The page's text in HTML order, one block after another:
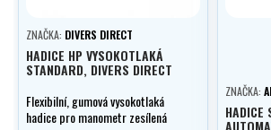
ZNAČKA: DIVERS DIRECT
HADICE HP VYSOKOTLAKÁ
STANDARD, DIVERS DIRECT
Flexibilní, gumová vysokotlaká
hadice pro manometr zesílená
ZNAČKA:
HADICE